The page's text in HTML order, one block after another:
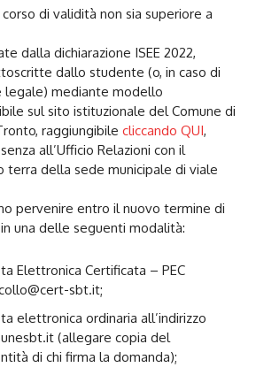
di validità non sia superiore a
dalla dichiarazione ISEE 2022,
dallo studente (o, in caso di
legale) mediante modello
sul sito istituzionale del Comune di
raggiungibile cliccando QUI,
all’Ufficio Relazioni con il
terra della sede municipale di viale
pervenire entro il nuovo termine di
una delle seguenti modalità:
Elettronica Certificata – PEC
sbt.it;
elettronica ordinaria all’indirizzo
(allegare copia del
di chi firma la domanda);